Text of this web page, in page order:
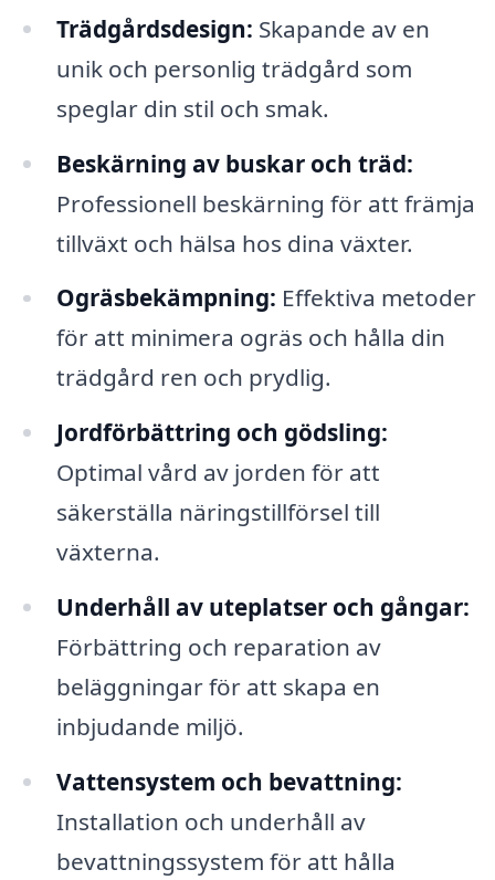
Trädgårdsdesign: Skapande av en
unik och personlig trädgård som
speglar din stil och smak.
Beskärning av buskar och träd:
Professionell beskärning för att främja
tillväxt och hälsa hos dina växter.
Ogräsbekämpning: Effektiva metoder
för att minimera ogräs och hålla din
trädgård ren och prydlig.
Jordförbättring och gödsling:
Optimal vård av jorden för att
säkerställa näringstillförsel till
växterna.
Underhåll av uteplatser och gångar:
Förbättring och reparation av
beläggningar för att skapa en
inbjudande miljö.
Vattensystem och bevattning:
Installation och underhåll av
bevattningssystem för att hålla